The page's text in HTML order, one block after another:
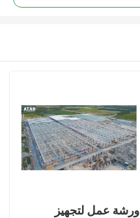
ورشة عمل لتجهيز